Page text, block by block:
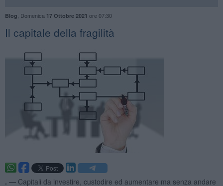
Blog Domenica 17 Ottobre 2021 ore 07:30
Il capitale della fragilità
. — Capitali da investire, custodire ed aumentare ma senza andare